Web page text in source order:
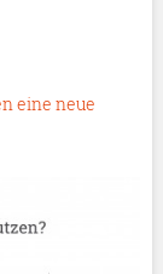
eine neue